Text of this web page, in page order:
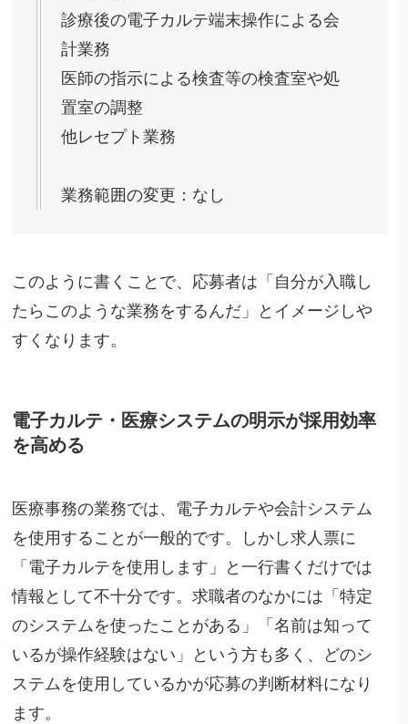
診療後の電子カルテ端末操作による会
計業務
医師の指示による検査等の検査室や処
置室の調整
他レセプト業務
業務範囲の変更：なし
このように書くことで、応募者は「自分が入職し
たらこのような業務をするんだ」とイメージしや
すくなります。
電子カルテ・医療システムの明示が採用効率
を高める
医療事務の業務では、電子カルテや会計システム
を使用することが一般的です。しかし求人票に
「電子カルテを使用します」と一行書くだけでは
情報として不十分です。求職者のなかには「特定
のシステムを使ったことがある」「名前は知って
いるが操作経験はない」という方も多く、どのシ
ステムを使用しているかが応募の判断材料になり
ます。